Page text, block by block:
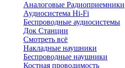
Аналоговые Радиоприемники
Аудиосистема Hi-Fi
Беспроводные аудиосистемы
Док Станции
Смотреть всё
Накладные наушники
Беспроводные наушники
Костная проводимость